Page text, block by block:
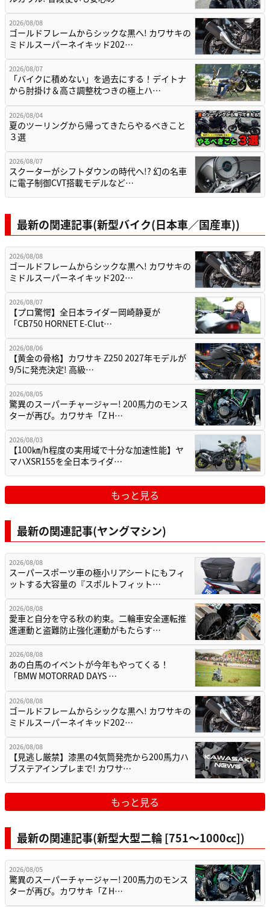
2026/08/08
ゴールドフレームからシックな黒へ! カワサキの
ミドルスーパーネイキッド202…
2026/08/07
「バイクに積めない」を過去にする！デイトナ
から肘掛け＆高さ調整枕つきの極上ハ…
2026/08/04
夏のツーリングから帰ってきたらやるべきこと
３選
2026/08/07
スクーターがシフトダウンの時代へ!? 幻の名車
に電子制御CVT搭載モデルなど…
最新の関連記事(新型バイク(日本車／国産車))
2026/08/08
ゴールドフレームからシックな黒へ! カワサキの
ミドルスーパーネイキッド202…
2026/08/07
【プロ驚愕】全日本ライダー岡崎静夏が
「CB750 HORNET E-Clut…
2026/08/06
【黄金の骨格】カワサキ Z250 2027年モデルが
9/5に発売決定! 高級…
2026/08/05
驚異のスーパーチャージャー! 200馬力のモンス
ターが再び。カワサキ「Z H…
2026/08/03
【100㎞/h程度の実用域で十分な加速性能】ヤ
マハXSR155を全日本ライダ…
もっと見る
最新の関連記事(ヤングマシン)
2026/08/08
スーパースポーツ車の極小リアシートにもフィ
ットする大容量の『スポルトフィット…
2026/08/08
愛車と自分を守る秋の約束。二輪車安全運転推
進運動と盗難防止強化運動がもたらす…
2026/08/08
あの白馬のイベントが今年もやってくる！
「BMW MOTORRAD DAYS …
2026/08/08
ゴールドフレームからシックな黒へ! カワサキの
ミドルスーパーネイキッド202…
2026/08/08
【見逃し厳禁】漆黒の4気筒発売から200馬力ハ
ブステアインプレまで! カワサ…
もっと見る
最新の関連記事(新型大型二輪 [751〜1000cc])
2026/08/05
驚異のスーパーチャージャー! 200馬力のモンス
ターが再び。カワサキ「Z H…